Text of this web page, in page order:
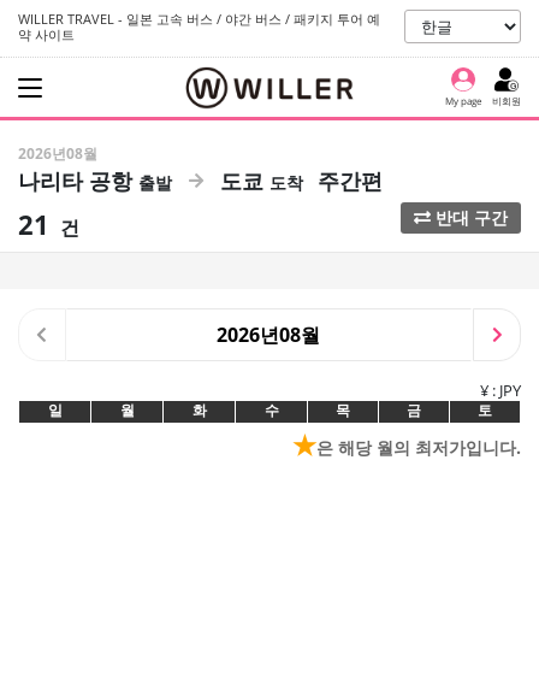
WILLER TRAVEL - 일본 고속 버스 / 야간 버스 / 패키지 투어 예
약 사이트
My page 비회원
2026년08월
나리타 공항 도쿄 주간편
21 건 반대 구간
2026년08월
¥ : JPY
일 월 화 수 목 금 토
★은 해당 월의 최저가입니다.